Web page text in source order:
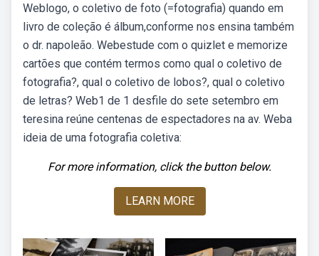
Weblogo, o coletivo de foto (=fotografia) quando em
livro de coleção é álbum,conforme nos ensina também
o dr. napoleão. Webestude com o quizlet e memorize
cartões que contém termos como qual o coletivo de
fotografia?, qual o coletivo de lobos?, qual o coletivo
de letras? Web1 de 1 desfile do sete setembro em
teresina reúne centenas de espectadores na av. Weba
ideia de uma fotografia coletiva:
For more information, click the button below.
LEARN MORE